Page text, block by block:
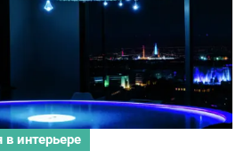
интерьере